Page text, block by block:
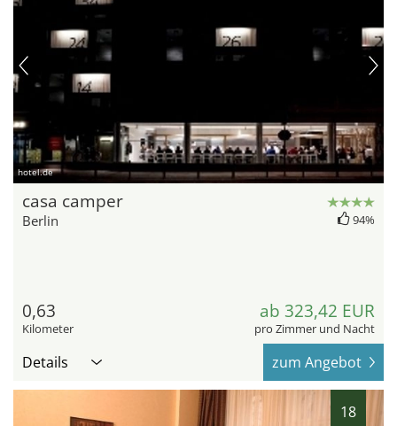
hotel.de
casa camper
Berlin 94%
0,63
Kilometer
ab 323,42 EUR
pro Zimmer und Nacht
Details zum Angebot
18